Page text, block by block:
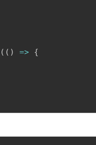
( ( ) =>
{